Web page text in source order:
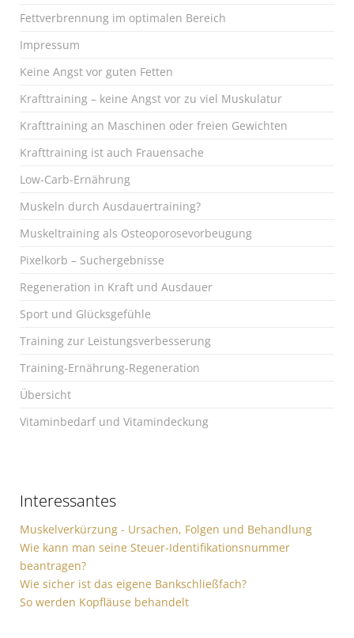
Fettverbrennung im optimalen Bereich
Impressum
Keine Angst vor guten Fetten
Krafttraining – keine Angst vor zu viel Muskulatur
Krafttraining an Maschinen oder freien Gewichten
Krafttraining ist auch Frauensache
Low-Carb-Ernährung
Muskeln durch Ausdauertraining?
Muskeltraining als Osteoporosevorbeugung
Pixelkorb – Suchergebnisse
Regeneration in Kraft und Ausdauer
Sport und Glücksgefühle
Training zur Leistungsverbesserung
Training-Ernährung-Regeneration
Übersicht
Vitaminbedarf und Vitamindeckung
Interessantes
Muskelverkürzung - Ursachen, Folgen und Behandlung
Wie kann man seine Steuer-Identifikationsnummer
beantragen?
Wie sicher ist das eigene Bankschließfach?
So werden Kopfläuse behandelt